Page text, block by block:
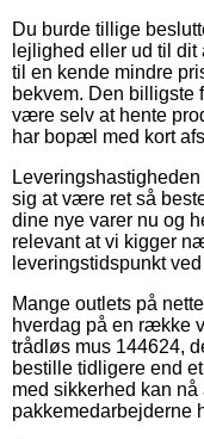
Du burde tillige
lejlighed eller ud til dit
til en kende mindre
bekvem. Den billigste
være selv at hente
har bopæl med kort
sig at være ret så
dine nye varer nu og
relevant at vi kigger
leveringstidspunkt
Mange outlets på
hverdag på en række
trådløs mus 144624,
bestille tidligere end
med sikkerhed kan
pakkemedarbejderne